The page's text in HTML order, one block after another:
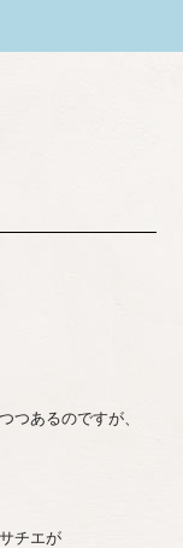
つあるのですが、
チエが